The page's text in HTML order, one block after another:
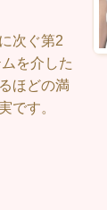
次ぐ第2
を介した
ほどの満
です。